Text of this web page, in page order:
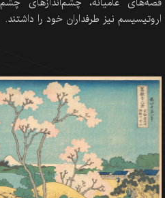
اروتیسیسم نیز طرفداران خود را داشتند.